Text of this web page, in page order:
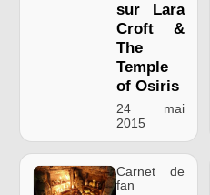
sur Lara
Croft &
The
Temple
of Osiris
24 mai
2015
Carnet de
fan